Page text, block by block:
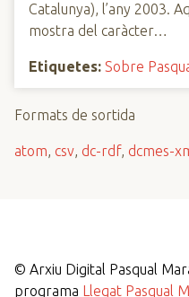
Catalunya), l’any 2003.
mostra del caràcter…
Etiquetes: Sobre
Formats de sortida
atom, csv, dc-rdf, dcmes-
© Arxiu Digital Pasqual
programa Llegat Pasqual